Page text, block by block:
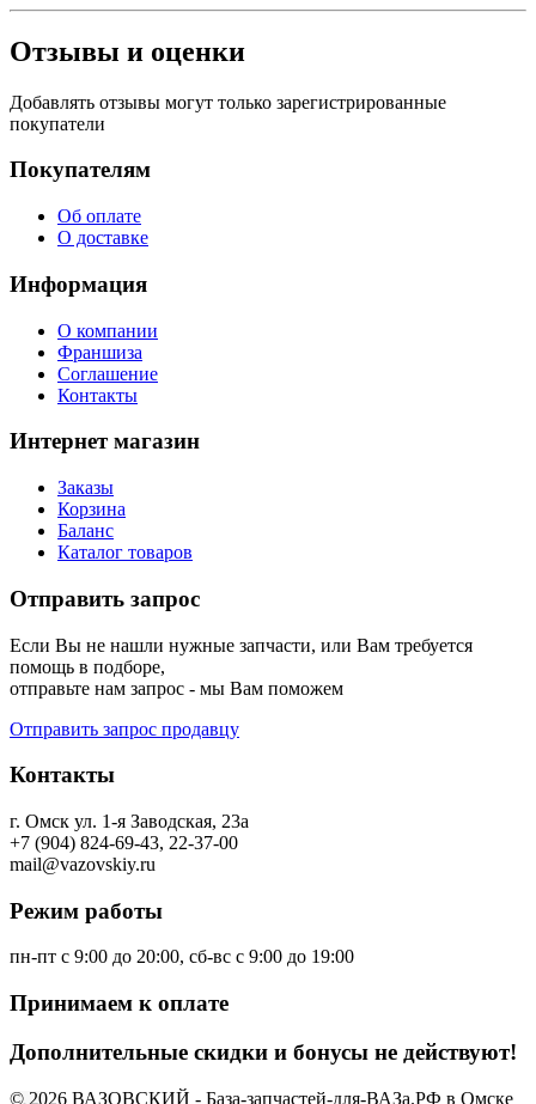
Отзывы и оценки
Добавлять отзывы могут только зарегистрированные
покупатели
Покупателям
Об оплате
О доставке
Информация
О компании
Франшиза
Соглашение
Контакты
Интернет магазин
Заказы
Корзина
Баланс
Каталог товаров
Отправить запрос
Если Вы не нашли нужные запчасти, или Вам требуется
помощь в подборе,
отправьте нам запрос - мы Вам поможем
Отправить запрос продавцу
Контакты
г. Омск ул. 1-я Заводская, 23а
+7 (904) 824-69-43, 22-37-00
mail@vazovskiy.ru
Режим работы
пн-пт с 9:00 до 20:00, сб-вс с 9:00 до 19:00
Принимаем к оплате
Дополнительные скидки и бонусы не действуют!
© 2026 ВАЗОВСКИЙ - База-запчастей-для-ВАЗа.РФ в Омске